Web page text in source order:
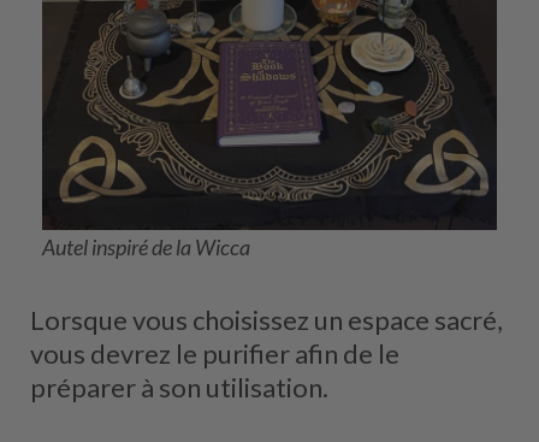
Autel inspiré de la Wicca
Lorsque vous choisissez un espace sacré,
vous devrez le purifier afin de le
préparer à son utilisation.